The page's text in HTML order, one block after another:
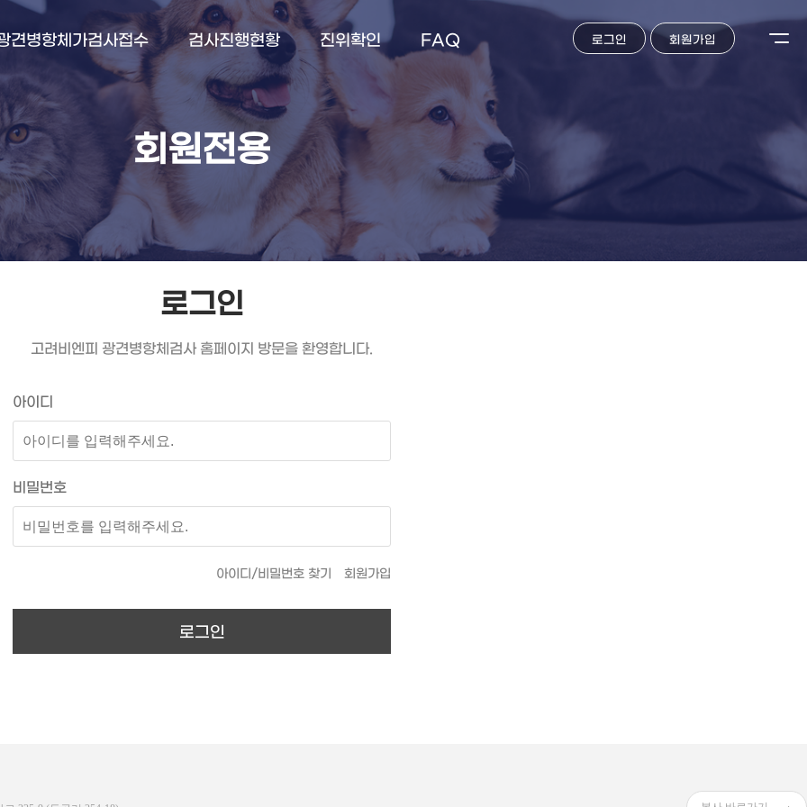
견병항체가검사접수 검사진행현황 진위확인 FAQ 로그인 회원가입
회원전용
로그인
고려비엔피 광견병항체검사 홈페이지 방문을 환영합니다.
아이디
비밀번호
아이디/비밀번호 찾기 회원가입
로그인